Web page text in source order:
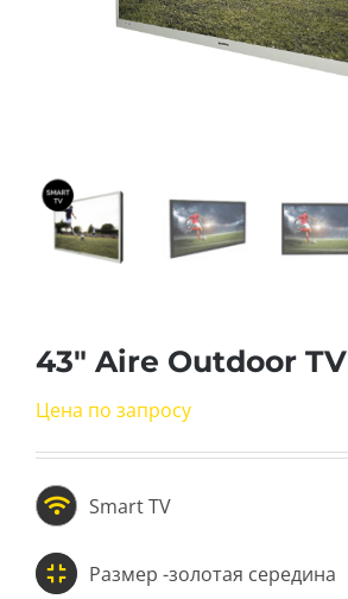
43″ Aire Outdoor TV
Цена по запросу
Smart TV
Размер -золотая середина